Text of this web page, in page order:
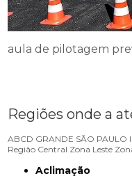
aula de pilotagem
Regiões onde a
ABCD GRANDE SÃO PAULO
Região Central Zona Leste
Aclimação